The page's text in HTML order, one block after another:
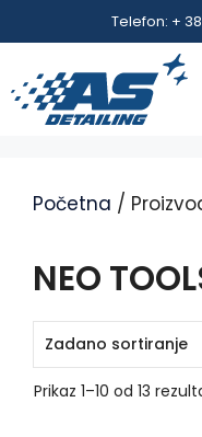
na
sadržaj
Telefon: +
Početna /
NEO
Prikaz 1–10 od 13